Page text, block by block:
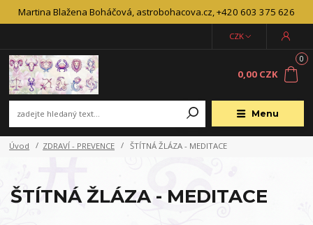
Martina Blažena Boháčová, astrobohacova.cz, +420 603 375 626
Menu
CZK
0
0,00 CZK
Úvod ZDRAVÍ - PREVENCE ŠTÍTNÁ ŽLÁZA - MEDITACE
ŠTÍTNÁ ŽLÁZA - MEDITACE